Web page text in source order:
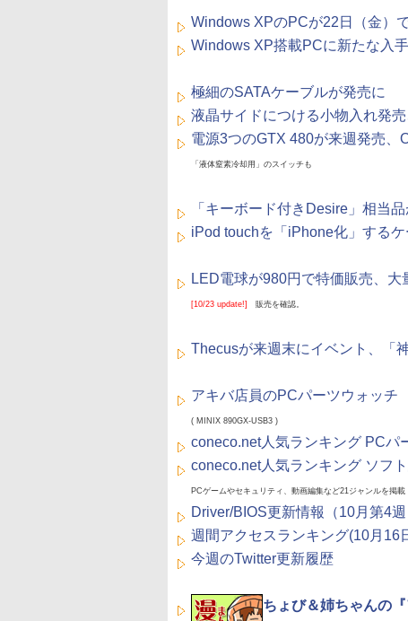
Windows XPのPCが22日（金）
Windows XP搭載PCに新たな入
極細のSATAケーブルが発売に
液晶サイドにつける小物入れ発
電源3つのGTX 480が来週発売、
「液体窒素冷却用」のスイッチも
「キーボード付きDesire」相当
iPod touchを「iPhone化」する
LED電球が980円で特価販売、大
[10/23 update!] 販売を確認。
Thecusが来週末にイベント、「
アキバ店員のPCパーツウォッチ
( MINIX 890GX-USB3 )
coneco.net人気ランキング PCパ
coneco.net人気ランキング ソフ
PCゲームやセキュリティ、動画編集など21ジャンルを掲載
Driver/BIOS更新情報（10月第4週
週間アクセスランキング(10月16
今週のTwitter更新履歴
ちょび＆姉ちゃんの